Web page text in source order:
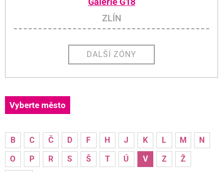
Galerie G18
ZLÍN
DALŠÍ ZÓNY
Vyberte město
B C Č D F H J K L M
N
O
P R S Š T Ú V Z
Ž